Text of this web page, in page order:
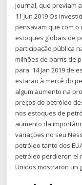
Journal, que previam
11 Jun 2019 Os
pensavam que com
estoques globais de
participação pública
milhões de barris de
para. 14 Jan 2019 de
estarão à mercê do
algum aumento na
preços do petróleo
nos estoques de
aumento da
variações no seu
petróleo tanto dos
petróleo perdieron el
Unidos mostraron un